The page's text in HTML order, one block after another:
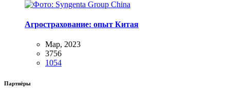
Агрострахование: опыт Китая
Мар, 2023
3756
1054
Партнёры